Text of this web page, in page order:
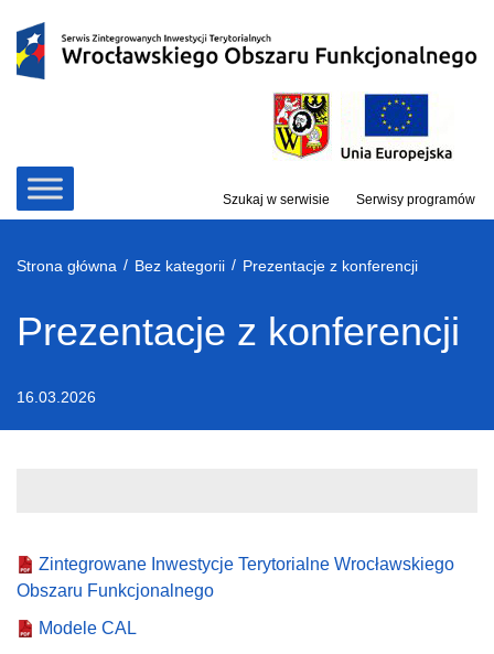
treści
Szukaj w serwisie Serwisy programów
Strona główna / Bez kategorii / Prezentacje z konferencji
Prezentacje z konferencji
16.03.2026
Zintegrowane Inwestycje Terytorialne Wrocławskiego
Obszaru Funkcjonalnego
Modele CAL